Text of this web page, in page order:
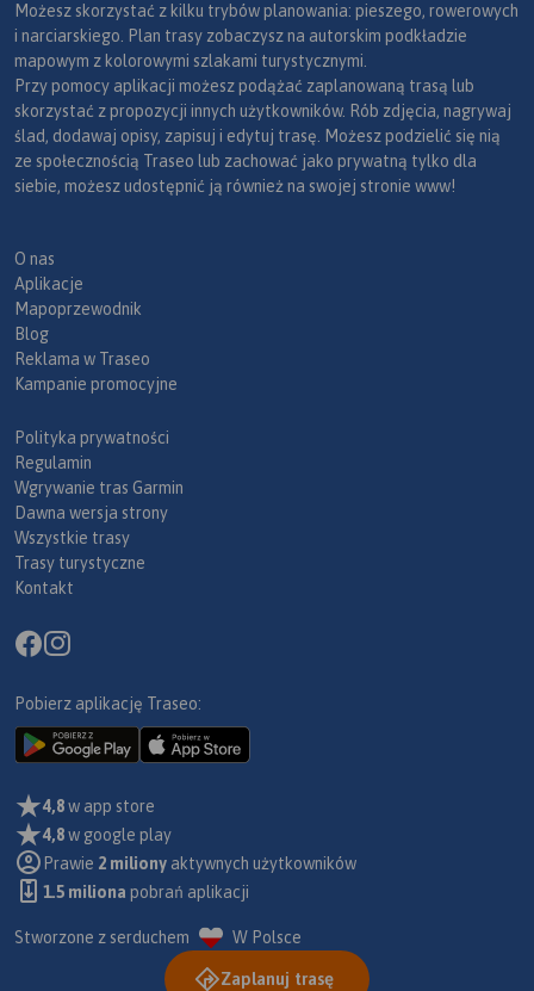
Możesz skorzystać z kilku trybów planowania: pieszego, rowerowych
i narciarskiego. Plan trasy zobaczysz na autorskim podkładzie
mapowym z kolorowymi szlakami turystycznymi.
Przy pomocy aplikacji możesz podążać zaplanowaną trasą lub
skorzystać z propozycji innych użytkowników. Rób zdjęcia, nagrywaj
ślad, dodawaj opisy, zapisuj i edytuj trasę. Możesz podzielić się nią
ze społecznością Traseo lub zachować jako prywatną tylko dla
siebie, możesz udostępnić ją również na swojej stronie www!
O nas
Aplikacje
Mapoprzewodnik
Blog
Reklama w Traseo
Kampanie promocyjne
Polityka prywatności
Regulamin
Wgrywanie tras Garmin
Dawna wersja strony
Wszystkie trasy
Trasy turystyczne
Kontakt
Pobierz aplikację Traseo:
4,8w app store
4,8w google play
Prawie 2 miliony aktywnych użytkowników
1.5 miliona pobrań aplikacji
Stworzone z serduchem W Polsce
Zaplanuj trasę